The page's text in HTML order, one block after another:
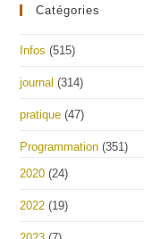
Catégories
Infos (515)
journal (314)
pratique (47)
Programmation (351)
2020 (24)
2022 (19)